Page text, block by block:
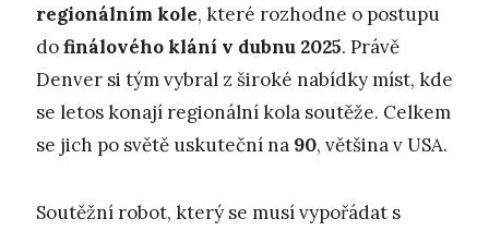
regionálním kole, které rozhodne o postupu
dofinálového klání v dubnu 2025. Právě
Denver si tým vybral z široké nabídky míst, kde
se letos konají regionální kola soutěže. Celkem
se jich po světě uskuteční na 90, většina v USA.
Soutěžní robot, který se musí vypořádat s